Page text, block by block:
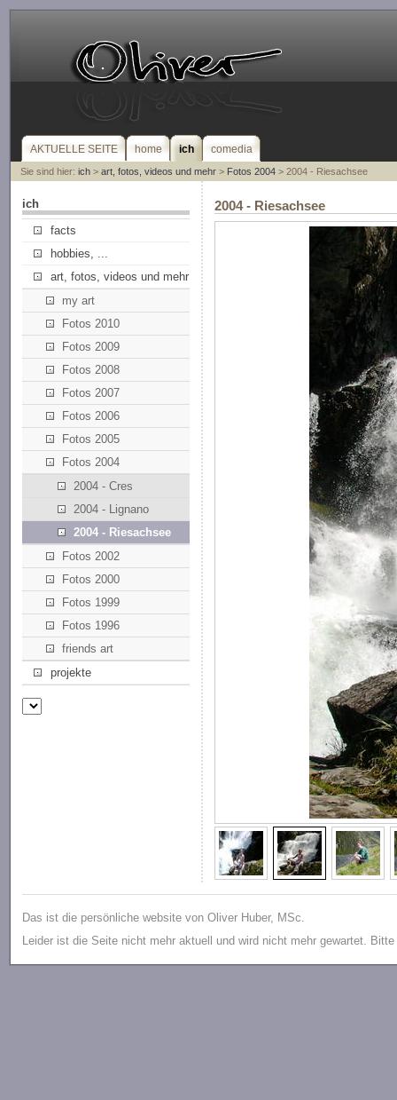
AKTUELLE SEITE home ich comedia
Sie sind hier: ich> art, fotos, videos und mehr> Fotos 2004> 2004 - Riesachsee
ich
facts
hobbies, ...
art, fotos, videos und mehr
my art
Fotos 2010
Fotos 2009
Fotos 2008
Fotos 2007
Fotos 2006
Fotos 2005
Fotos 2004
2004 - Cres
2004 - Lignano
2004 - Riesachsee
Fotos 2002
Fotos 2000
Fotos 1999
Fotos 1996
friends art
projekte
2004 - Riesachsee
Das ist die persönliche website von Oliver Huber, MSc.
Leider ist die Seite nicht mehr aktuell und wird nicht mehr gewartet.